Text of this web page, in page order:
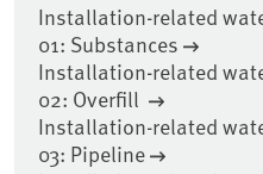
Installation-related
01: Substances
Installation-related
02: Overfill
Installation-related
03: Pipeline